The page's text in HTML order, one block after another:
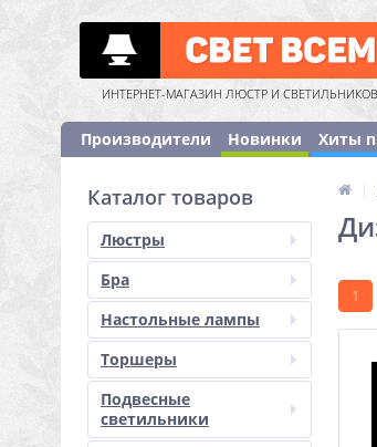
ИНТЕРНЕТ-МАГАЗИН ЛЮСТР И СВЕТИЛЬНИКОВ
Производители Новинки Хиты
Каталог товаров
Люстры
Бра
Настольные лампы
Торшеры
Подвесные
светильники
|
1